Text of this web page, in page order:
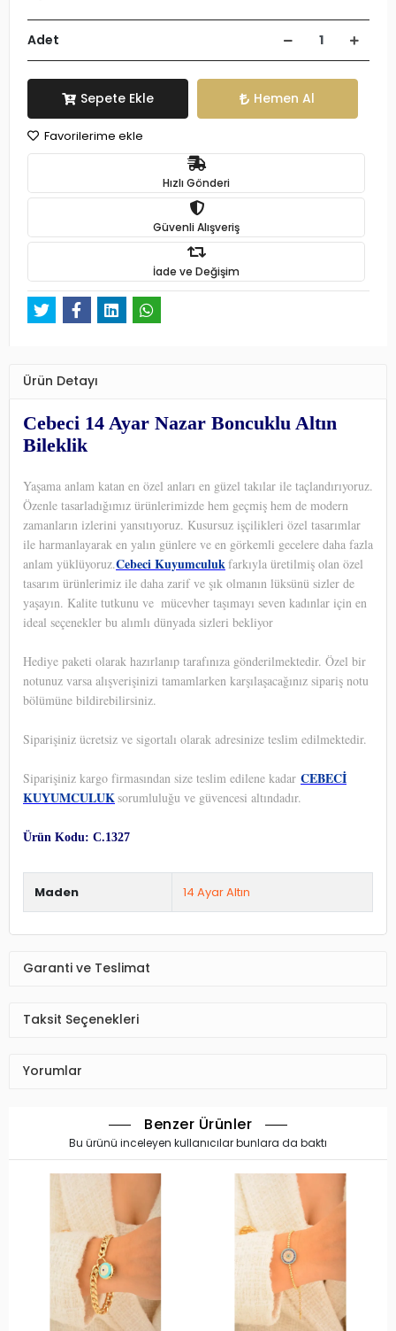
Adet
Sepete Ekle Hemen Al
Favorilerime ekle
Hızlı Gönderi
Güvenli Alışveriş
İade ve Değişim
Ürün Detayı
Cebeci 14 Ayar Nazar Boncuklu Altın
Bileklik
Yaşama anlam katan en özel anları en güzel takılar ile taçlandırıyoruz.
Özenle tasarladığımız ürünlerimizde hem geçmiş hem de modern
zamanların izlerini yansıtıyoruz. Kusursuz işçilikleri özel tasarımlar
ile harmanlayarak en yalın günlere ve en görkemli gecelere daha fazla
anlam yüklüyoruz.Cebeci Kuyumculukfarkıyla üretilmiş olan özel
tasarım ürünlerimiz ile daha zarif ve şık olmanın lüksünü sizler de
yaşayın. Kalite tutkunu ve mücevher taşımayı seven kadınlar için en
ideal seçenekler bu alımlı dünyada sizleri bekliyor
Hediye paketi olarak hazırlanıp tarafınıza gönderilmektedir. Özel bir
notunuz varsa alışverişinizi tamamlarken karşılaşacağınız sipariş notu
bölümüne bildirebilirsiniz.
Siparişiniz ücretsiz ve sigortalı olarak adresinize teslim edilmektedir.
Siparişiniz kargo firmasından size teslim edilene kadar CEBECİ
KUYUMCULUKsorumluluğu ve güvencesi altındadır.
Ürün Kodu: C.1327
Maden 14 Ayar Altın
Garanti ve Teslimat
Taksit Seçenekleri
Yorumlar
Benzer Ürünler
Bu ürünü inceleyen kullanıcılar bunlara da baktı